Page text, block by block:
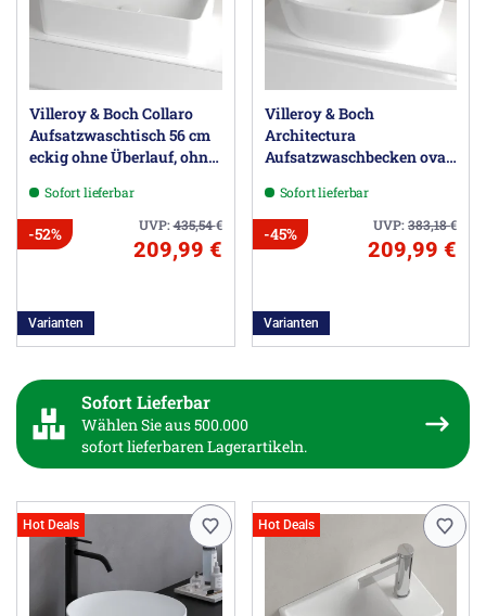
Villeroy & Boch Collaro
Aufsatzwaschtisch 56 cm
eckig ohne Überlauf, ohne
Sofort lieferbar
UVP:435,54€
-52%
209,99 €
Varianten
Villeroy & Boch
Architectura
Aufsatzwaschbecken oval
Überlauf, ungeschliffen
Sofort lieferbar
UVP:383,18€
-45%
209,99 €
Varianten
Sofort Lieferbar
Wählen Sie aus 500.000
sofort lieferbaren Lagerartikeln.
Hot Deals Hot Deals